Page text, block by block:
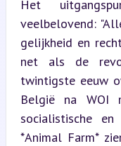
Het
veelbelovend:
gelijkheid en
net als de
twintigste eeuw
België na WOI
socialistische
*Animal Farm*